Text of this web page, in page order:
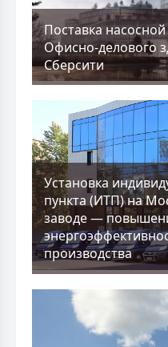
Поставка
Офисно-делового
Сберсити
Установка
пункта (ИТП) на
заводе —
производства